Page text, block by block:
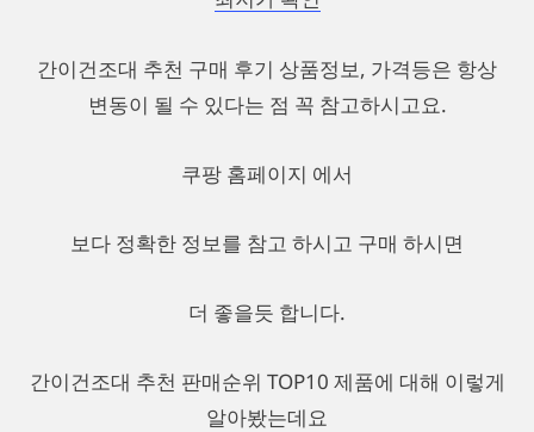
간이건조대 추천 구매 후기 상품정보, 가격등은 항상
변동이 될 수 있다는 점 꼭 참고하시고요.
쿠팡 홈페이지 에서
보다 정확한 정보를 참고 하시고 구매 하시면
더 좋을듯 합니다.
간이건조대 추천 판매순위 TOP10 제품에 대해 이렇게
알아봤는데요